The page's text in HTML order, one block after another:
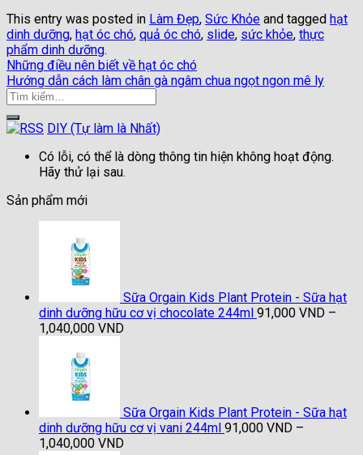
This entry was posted in Làm Đẹp, Sức Khỏe and tagged hạt
dinh dưỡng, hạt óc chó, quả óc chó, slide, sức khỏe, thực
phẩm dinh dưỡng.
Những điều nên biết về hạt óc chó
Hướng dẫn cách làm chân gà ngâm chua ngọt ngon mê ly
DIY (Tự làm là Nhất)
Có lỗi, có thể là dòng thông tin hiện không hoạt động.
Hãy thử lại sau.
Sản phẩm mới
Sữa Orgain Kids Plant Protein - Sữa hạt
dinh dưỡng hữu cơ vị chocolate 244ml 91,000 VND –
1,040,000 VNDKhoảng
1,040,000 VND
Sữa Orgain Kids Plant Protein - Sữa hạt
dinh dưỡng hữu cơ vị vani 244ml 91,000 VND –
1,040,000 VNDKhoảng